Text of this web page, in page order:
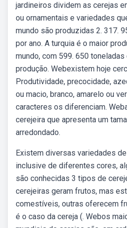
jardineiros dividem as cerejas
ou ornamentais e variedades
mundo são produzidas 2. 317.
por ano. A turquia é o maior
mundo, com 599. 650
produção. Webexistem hoje
Produtividade, precocidade,
ou macio, branco, amarelo ou
caracteres os diferenciam.
cerejeira que apresenta um
arredondado.
Existem diversas variedades
inclusive de diferentes cores,
são conhecidas 3 tipos de
cerejeiras geram frutos, mas
comestíveis, outras oferecem
é o caso da cereja (. Webos